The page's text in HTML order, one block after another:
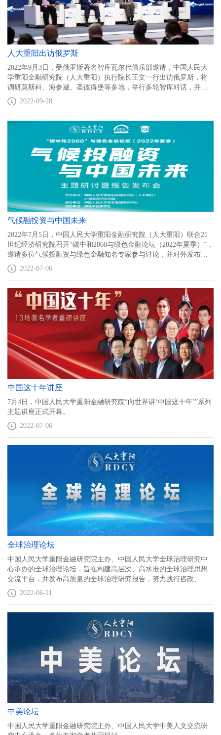
人大重阳出访俄罗斯
2022年9月3日，受俄罗斯著名智库瓦尔代俱乐部邀请，中国人民大
学重阳金融研究院（人大重阳）执行院长王文一行出访俄罗斯，将
调研莫斯科、海参崴、圣彼得堡等多地，举行多轮智库对话，并计
划安排拜访多位高官、知名学者，展开新冠疫情以来首轮中国智库
对俄罗斯的深度调研与国情宣介。
2022-09-28
气候融投资与中国未来
2022年7月5日，中国人民大学重阳金融研究院（人大重阳）联合21
世纪经济研究院召开“碳中和2060与绿色金融论坛（2022年夏季）”，
邀请多位气候投融资与绿色金融知名专家参与讨论，并对外发布
《气候投融资与中国未来》智库研究报告，首次对外解码中国绿色
未来。
2022-07-06
中国这十年讲座
7月4日，中国人民大学重阳金融研究院“向世界讲‘中国这十年’”系列
主题讲座正式开幕。
2022-07-06
全球治理论坛
中国人民大学重阳金融研究院主办、中国人民大学全球治理研究中
心承办的全球治理论坛，旨在构建高层次、高水准的全球治理思想
交流平台，并发布高质量的全球治理研究报告，努力践行咨政、启
民、伐谋、孕才的智库使命。
2022-06-21
中美论坛
中国人民大学重阳金融研究院主办、中国人民大学中美人文交流研